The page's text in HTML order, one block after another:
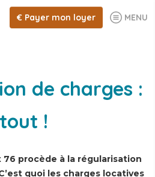
€ Payer mon loyer MENU
de charges :
!
procède à la régularisation
quoi les charges locatives